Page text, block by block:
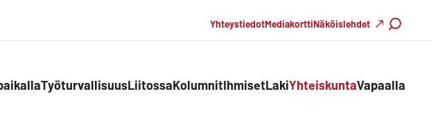
YhteystiedotMediakorttiNäköislehdet
Haku
TyöturvallisuusLiitossaKolumnitIhmisetLakiYhteiskuntaVapaalla